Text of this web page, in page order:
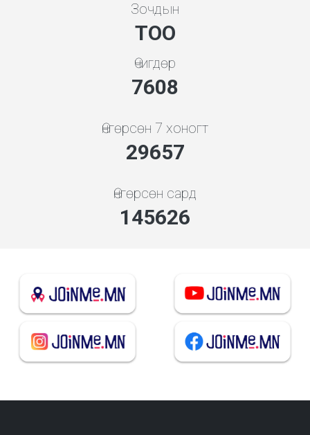
Зочдын
ТОО
Өчигдөр
7608
Өнгөрсөн 7 хоногт
29657
Өнгөрсөн сард
145626